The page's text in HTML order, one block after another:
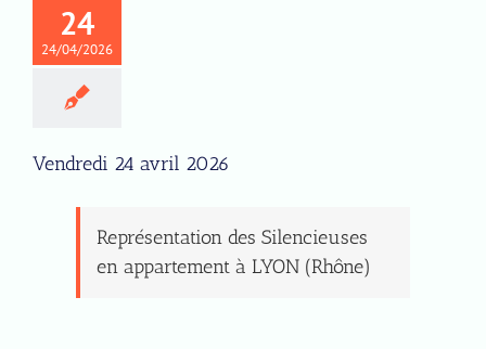
24
24/04/2026
Vendredi 24 avril 2026
Représentation des Silencieuses
en appartement à LYON (Rhône)